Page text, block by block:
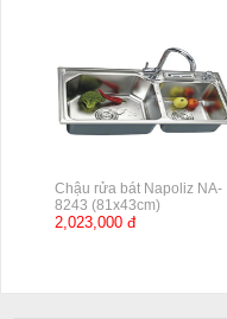
Chậu rửa bát Napoliz NA-
8243 (81x43cm)
2,023,000 đ